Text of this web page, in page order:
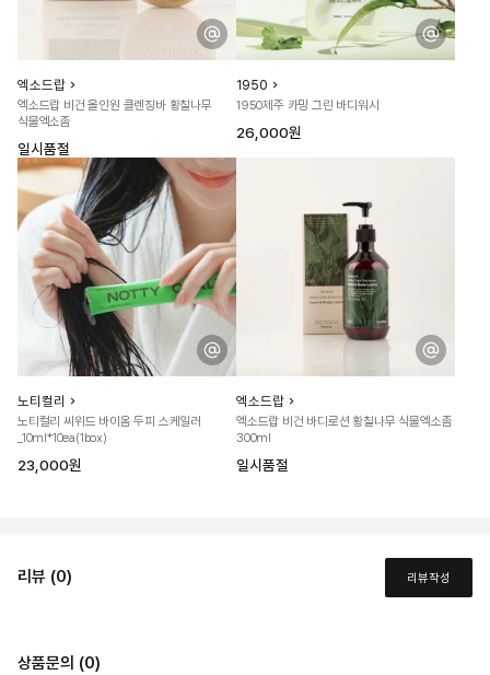
엑소드랍
엑소드랍 비건 올인원 클렌징바 황칠나무
식물엑소좀
일시품절
1950
1950제주 카밍 그린 바디워시
26,000원
노티컬리
노티컬리 씨위드 바이옴 두피 스케일러
_10ml*10ea(1box)
23,000원
엑소드랍
엑소드랍 비건 바디로션 황칠나무 식물엑소좀
300ml
일시품절
리뷰 (0) 리뷰작성
상품문의 (0)